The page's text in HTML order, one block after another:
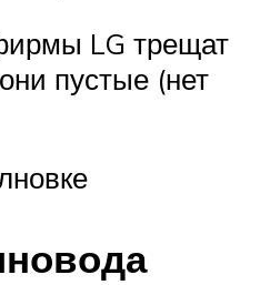
LG трещат
пустые (нет